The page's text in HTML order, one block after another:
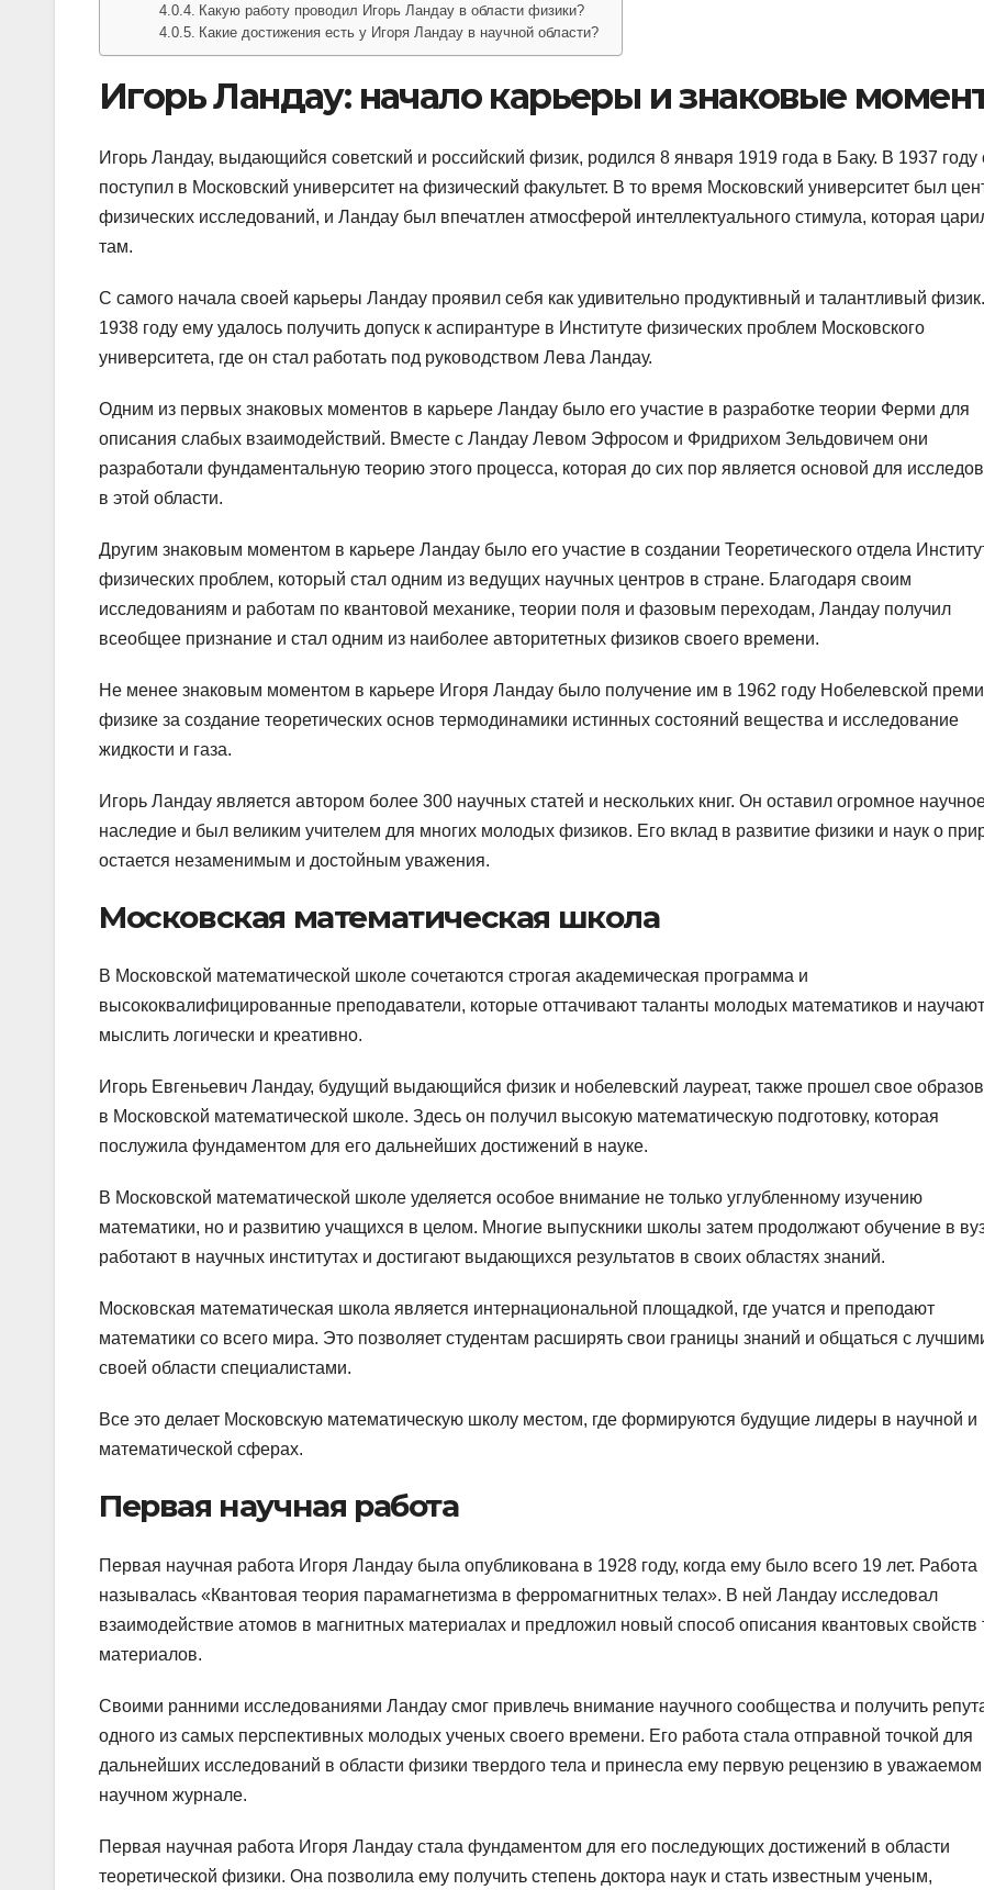
Какую работу проводил Игорь Ландау в области физики?
Какие достижения есть у Игоря Ландау в научной области?
Игорь Ландау: начало карьеры и знаковые
Игорь Ландау, выдающийся советский и российский физик, родился 8 января 1919 года в Баку. В 1937 году
поступил в Московский университет на физический факультет. В то время Московский университет был
физических исследований, и Ландау был впечатлен атмосферой интеллектуального стимула, которая
там.
С самого начала своей карьеры Ландау проявил себя как удивительно продуктивный и талантливый
1938 году ему удалось получить допуск к аспирантуре в Институте физических проблем Московского
университета, где он стал работать под руководством Лева Ландау.
Одним из первых знаковых моментов в карьере Ландау было его участие в разработке теории Ферми для
описания слабых взаимодействий. Вместе с Ландау Левом Эфросом и Фридрихом Зельдовичем они
разработали фундаментальную теорию этого процесса, которая до сих пор является основой для
в этой области.
Другим знаковым моментом в карьере Ландау было его участие в создании Теоретического отдела
физических проблем, который стал одним из ведущих научных центров в стране. Благодаря своим
исследованиям и работам по квантовой механике, теории поля и фазовым переходам, Ландау получил
всеобщее признание и стал одним из наиболее авторитетных физиков своего времени.
Не менее знаковым моментом в карьере Игоря Ландау было получение им в 1962 году Нобелевской
физике за создание теоретических основ термодинамики истинных состояний вещества и исследование
жидкости и газа.
Игорь Ландау является автором более 300 научных статей и нескольких книг. Он оставил огромное
наследие и был великим учителем для многих молодых физиков. Его вклад в развитие физики и наук о
остается незаменимым и достойным уважения.
Московская математическая школа
В Московской математической школе сочетаются строгая академическая программа и
высококвалифицированные преподаватели, которые оттачивают таланты молодых математиков и
мыслить логически и креативно.
Игорь Евгеньевич Ландау, будущий выдающийся физик и нобелевский лауреат, также прошел свое
в Московской математической школе. Здесь он получил высокую математическую подготовку, которая
послужила фундаментом для его дальнейших достижений в науке.
В Московской математической школе уделяется особое внимание не только углубленному изучению
математики, но и развитию учащихся в целом. Многие выпускники школы затем продолжают обучение в
работают в научных институтах и достигают выдающихся результатов в своих областях знаний.
Московская математическая школа является интернациональной площадкой, где учатся и преподают
математики со всего мира. Это позволяет студентам расширять свои границы знаний и общаться с
своей области специалистами.
Все это делает Московскую математическую школу местом, где формируются будущие лидеры в научной и
математической сферах.
Первая научная работа
Первая научная работа Игоря Ландау была опубликована в 1928 году, когда ему было всего 19 лет. Работа
называлась «Квантовая теория парамагнетизма в ферромагнитных телах». В ней Ландау исследовал
взаимодействие атомов в магнитных материалах и предложил новый способ описания квантовых свойств
материалов.
Своими ранними исследованиями Ландау смог привлечь внимание научного сообщества и получить
одного из самых перспективных молодых ученых своего времени. Его работа стала отправной точкой для
дальнейших исследований в области физики твердого тела и принесла ему первую рецензию в уважаемом
научном журнале.
Первая научная работа Игоря Ландау стала фундаментом для его последующих достижений в области
теоретической физики. Она позволила ему получить степень доктора наук и стать известным ученым,